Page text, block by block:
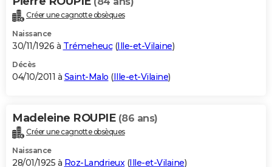
Créer une cagnotte obsèques
Naissance
30/11/1926 à Trémeheuc(Ille-et-Vilaine)
Décès
04/10/2011 à Saint-Malo (Ille-et-Vilaine)
Madeleine ROUPIE (86 ans)
Créer une cagnotte obsèques
Naissance
28/01/1925 à Roz-Landrieux(Ille-et-Vilaine)